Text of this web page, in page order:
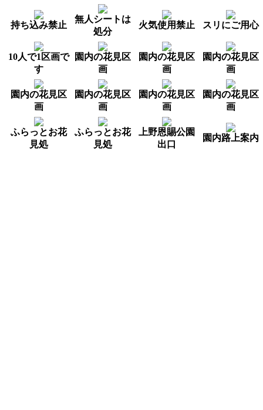
持ち込み禁止
無人シートは
処分
火気使用禁止 スリにご用心
10人で1区画で
す
園内の花見区
画
園内の花見区
画
園内の花見区
画
園内の花見区
画
園内の花見区
画
園内の花見区
画
園内の花見区
画
ふらっとお花
見処
ふらっとお花
見処
上野恩賜公園
出口
園内路上案内